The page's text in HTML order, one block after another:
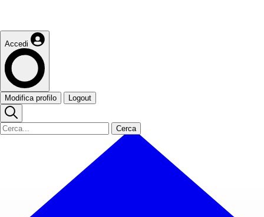
Accedi
Modifica profilo Logout
Cerca